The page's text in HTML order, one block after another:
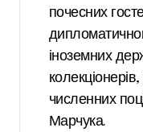
почесних
іноземних
численних
Марчука.